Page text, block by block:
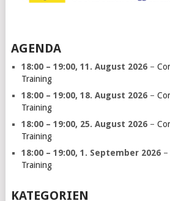
AGENDA
18:00 – 19:00, 11. August 2026–
Training
18:00 – 19:00, 18. August 2026–
Training
18:00 – 19:00, 25. August 2026–
Training
18:00 – 19:00, 1. September 2026–
Training
KATEGORIEN